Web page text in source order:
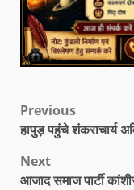
Previous
हापुड़ पहुंचे शंकराचार्य
Next
आजाद समाज पार्टी